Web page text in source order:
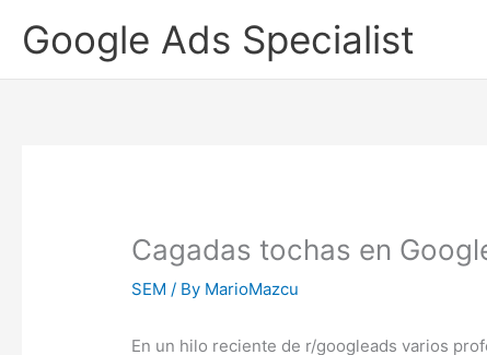
Google Ads Specialist
Cagadas tochas en
SEM / By MarioMazcu
En un hilo reciente de r/googleads varios